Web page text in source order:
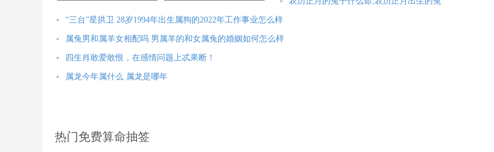
“三台”星拱卫 28岁1994年出生属狗的2022年工作事业怎么样
属兔男和属羊女相配吗 男属羊的和女属兔的婚姻如何怎么样
四生肖敢爱敢恨，在感情问题上忒果断！
属龙今年属什么 属龙是哪年
热门免费算命抽签